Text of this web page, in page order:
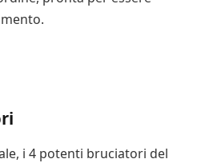
i 4 potenti bruciatori del